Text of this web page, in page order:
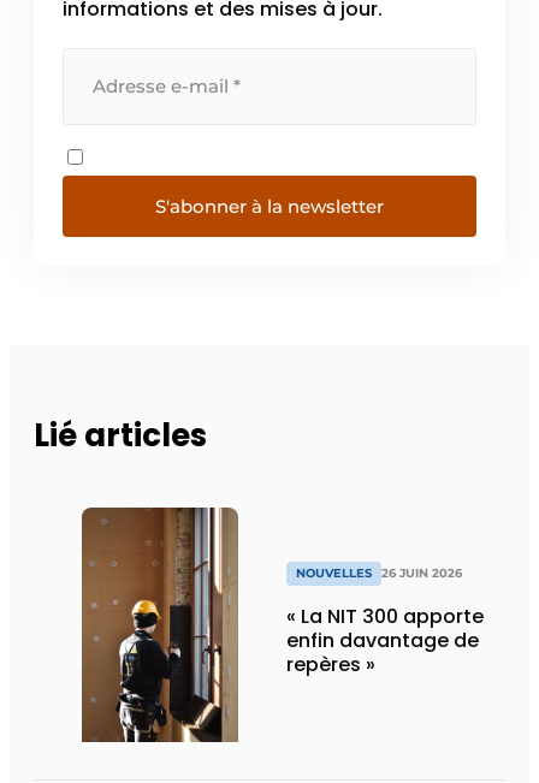
informations et des mises à jour.
S'abonner à la newsletter
Lié articles
NOUVELLES 26 JUIN 2026
« La NIT 300 apporte
enfin davantage de
repères »